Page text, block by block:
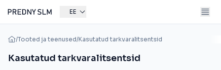
EE
/Tooted ja teenused/Kasutatud tarkvaralitsentsid
Kasutatud tarkvaralitsentsid